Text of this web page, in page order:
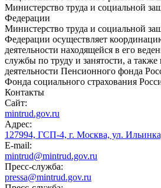
Министерство труда и социальной
Федерации
Министерство труда и социальной
Федерации осуществляет
деятельности находящейся в его
службы по труду и занятости, а
деятельности Пенсионного фонда
Фонда социального страхования
Контакты
Сайт:
mintrud.gov.ru
Адрес:
127994, ГСП-4, г. Москва, ул.
E-mail:
mintrud@mintrud.gov.ru
Пресс-служба:
pressa@mintrud.gov.ru